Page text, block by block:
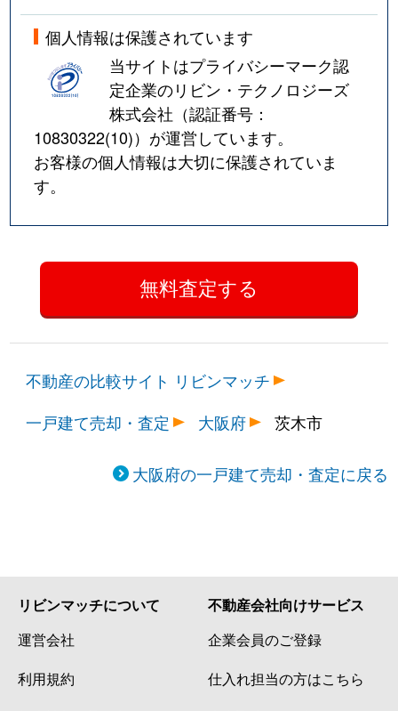
個人情報は保護されています
当サイトはプライバシーマーク認
定企業のリビン・テクノロジーズ
株式会社（認証番号：
10830322(10)）が運営しています。
お客様の個人情報は大切に保護されていま
す。
不動産の比較サイト リビンマッチ
一戸建て売却・査定
大阪府 茨木市
大阪府の一戸建て売却・査定に戻る
リビンマッチについて
運営会社
利用規約
不動産会社向けサービス
企業会員のご登録
仕入れ担当の方はこちら